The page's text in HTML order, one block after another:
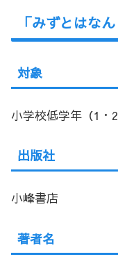
「みずとはな
対象
小学校低学年（1・2
出版社
小峰書店
著者名